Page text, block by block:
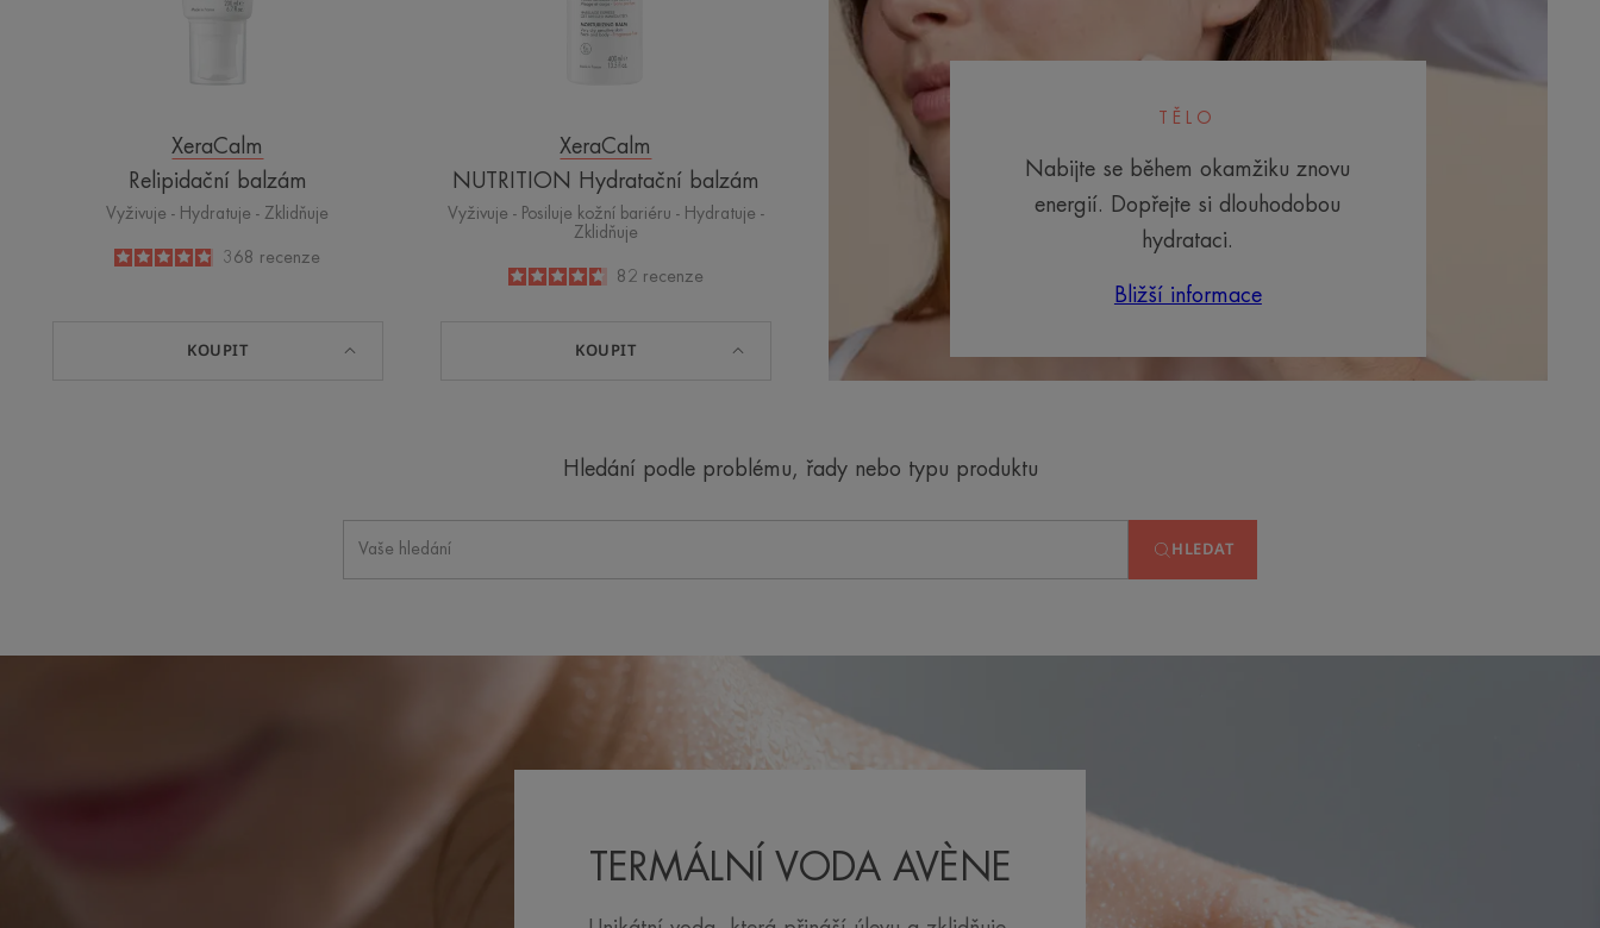
XeraCalm
Relipidační balzám
Vyživuje - Hydratuje - Zklidňuje
4.8
/
5
368 recenze
KOUPIT
XeraCalm
NUTRITION Hydratační balzám
Vyživuje - Posiluje kožní bariéru - Hydratuje -
Zklidňuje
4.6
/
5
82 recenze
KOUPIT
TĚLO
Nabijte se během okamžiku znovu
energií. Dopřejte si dlouhodobou
hydrataci.
Bližší informace
Hledání podle problému, řady nebo typu produktu
HLEDAT
TERMÁLNÍ VODA AVÈNE